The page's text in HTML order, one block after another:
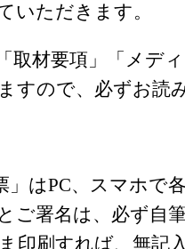
いただきます。
取材要項」「メデ
すので、必ずお読
」はPC、スマホで
ご署名は、必ず自
印刷すれば、無記